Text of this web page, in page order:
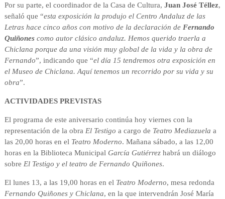
Por su parte, el coordinador de la Casa de Cultura, Juan José Téllez,
señaló que “esta exposición la produjo el Centro Andaluz de las
Letras hace cinco años con motivo de la declaración de Fernando
Quiñonescomo autor clásico andaluz. Hemos querido traerla a
Chiclana porque da una visión muy global de la vida y la obra de
Fernando”, indicando que “el día 15 tendremos otra exposición en
el Museo de Chiclana. Aquí tenemos un recorrido por su vida y su
obra”.
ACTIVIDADES PREVISTAS
El programa de este aniversario continúa hoy viernes con la
representación de la obra El Testigo a cargo de Teatro Mediazuela a
las 20,00 horas en el Teatro Moderno. Mañana sábado, a las 12,00
horas en la Biblioteca Municipal García Gutiérrezhabrá un diálogo
sobre El Testigo y el teatro de Fernando Quiñones.
El lunes 13, a las 19,00 horas en el Teatro Moderno, mesa redonda
Fernando Quiñones y Chiclana, en la que intervendrán José María